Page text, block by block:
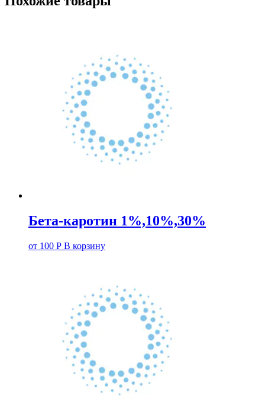
Бета-каротин 1%,10%,30%
от 100 Р В корзину